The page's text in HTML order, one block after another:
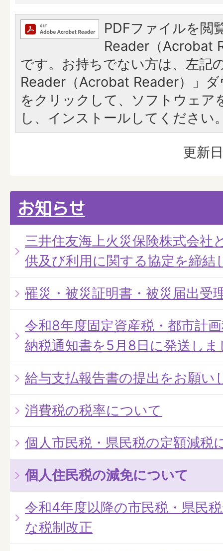
PDFファイルを閲
Reader（Acrobat
です。お持ちでない方は、左記
Reader（Acrobat Reader）」
をクリックして、ソフトウェア
し、インストールしてください
更新
お知らせ
三井住友海上火災保険株式会社
供及び利用に関する協定を締結
罹災・被災証明書・被災届出受
令和8年度固定資産税・都市計
納税通知書を5月8日に発送しま
給与支払報告書の提出をお願い
消費税の税率について
個人市民税・県民税の定額減税
個人住民税の減免について
令和4年度以降の市民税・県民
な税制改正